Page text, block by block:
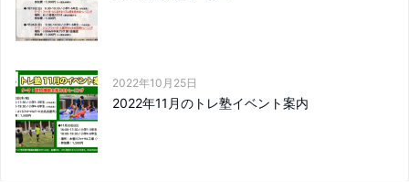
2022年10月25日
2022年11月のトレ塾イベント案内